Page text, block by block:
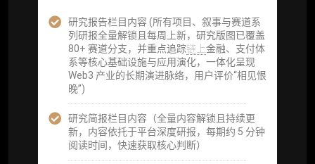
研究报告栏目内容 (所有项目、叙事与赛道系
列研报全量解锁且每周上新，研究版图已覆盖
80+ 赛道分支，并重点追踪链上金融、支付体
系等核心基础设施与应用演化，一体化呈现
Web3 产业的长期演进脉络，用户评价“相见恨
晚”)
研究简报栏目内容（全量内容解锁且持续更
新，内容依托于平台深度研报，每期约 5 分钟
阅读时间，快速获取核心判断）
服)
机构增强研究包（在每期研报基础上，进一步
提供一页纸格局图、机构视角附录、结构化数
据集与定向持续追踪数据库，将研报内容沉淀
为可复用、可复核、可持续追踪的机构级研究
资产）
定制化研究服务（1次，课题/选题经审核通过
后，由业内享有盛誉的研究团队为你开展专项
研究，并交付一份完整研究报告）